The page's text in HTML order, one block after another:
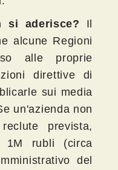
si aderisce? Il
alcune Regioni
alle proprie
direttive di
sui media
un'azienda non
prevista,
1M rubli (circa
del